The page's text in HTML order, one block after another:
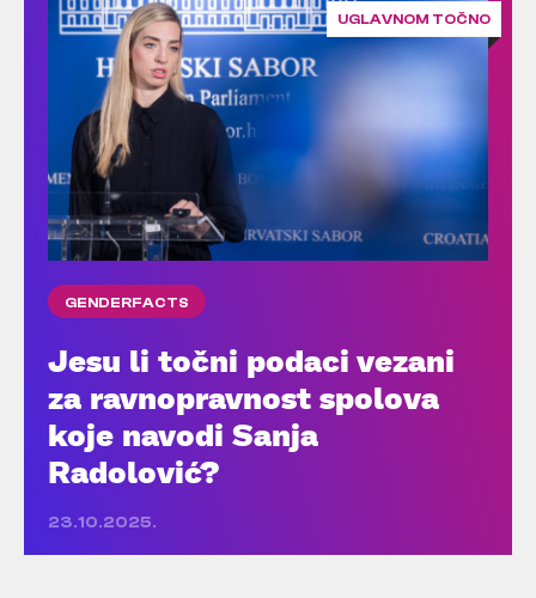
UGLAVNOM TOČNO
GENDERFACTS
Jesu li točni podaci vezani
za ravnopravnost spolova
koje navodi Sanja
Radolović?
23.10.2025.